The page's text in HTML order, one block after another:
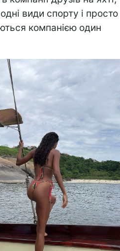
види спорту і просто
компанією один